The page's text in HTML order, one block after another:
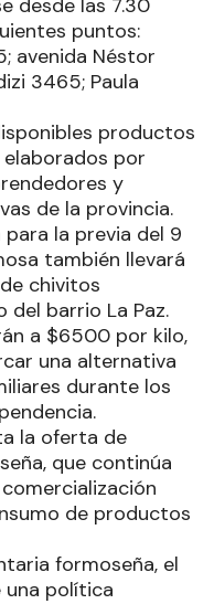
desde las 7.30
puntos:
avenida Néstor
3465; Paula
productos
por
y
de la provincia.
la previa del 9
también llevará
chivitos
barrio La Paz.
a $6500 por kilo,
una alternativa
durante los
la oferta de
que continúa
de productos
formoseña, el
una política